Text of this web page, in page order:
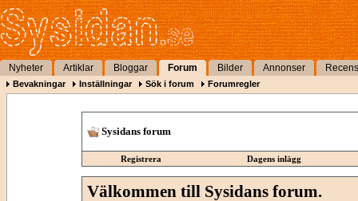
Nyheter Artiklar Bloggar Forum Bilder Annonser
Bevakningar Inställningar Sök i forum Forumregler
Sysidans forum
Registrera Dagens inlägg
Välkommen till Sysidans forum.